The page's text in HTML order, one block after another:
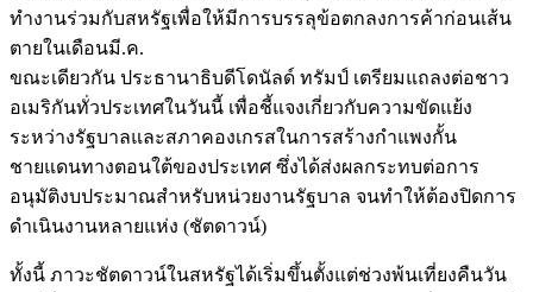
ทำงานร่วมกับสหรัฐเพื่อให้มีการบรรลุข้อตกลงการค้าก่อนเส้น
ตายในเดือนมี.ค.
ขณะเดียวกัน ประธานาธิบดีโดนัลด์ ทรัมป์ เตรียมแถลงต่อชาว
อเมริกันทั่วประเทศในวันนี้ เพื่อชี้แจงเกี่ยวกับความขัดแย้ง
ระหว่างรัฐบาลและสภาคองเกรสในการสร้างกำแพงกั้น
ชายแดนทางตอนใต้ของประเทศ ซึ่งได้ส่งผลกระทบต่อการ
อนุมัติงบประมาณสำหรับหน่วยงานรัฐบาล จนทำให้ต้องปิดการ
ดำเนินงานหลายแห่ง (ชัตดาวน์)
ทั้งนี้ ภาวะชัตดาวน์ในสหรัฐได้เริ่มขึ้นตั้งแต่ช่วงพ้นเที่ยงคืนวัน